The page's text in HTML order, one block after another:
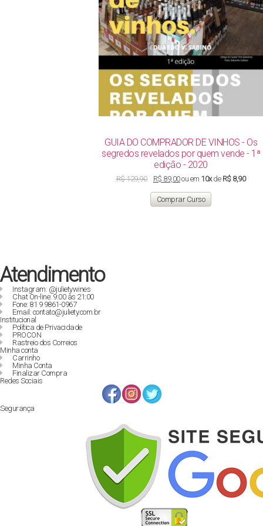
GUIA DO COMPRADOR DE VINHOS - Os
segredos revelados por quem vende - 1ª
edição - 2020
R$129,90
original
era:
R$ 129,90.
R$ 89,00O
atual
é:
R$ 89,00.
ou em 10xde R$ 8,90
Comprar Curso
Atendimento
Instagram: @julietywines
Chat On-line: 9:00 às 21:00
Fone: 81 9 9861-0967
Email: contato@juliety.com.br
Institucional
Política de Privacidade
PROCON
Rastreio dos Correios
Minha conta
Carrinho
Minha Conta
Finalizar Compra
Redes Sociais
Segurança